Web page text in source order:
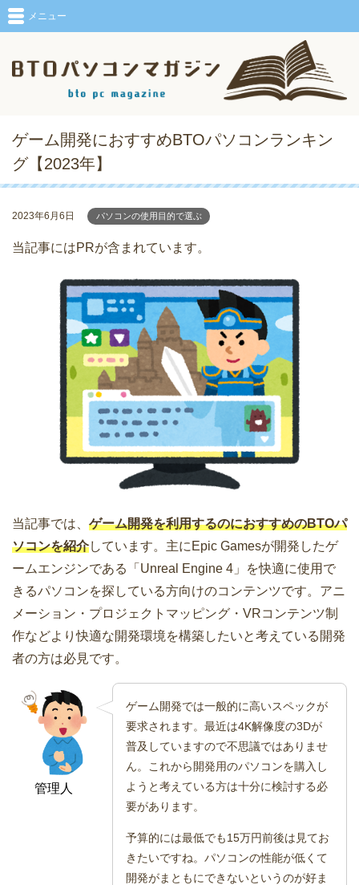
メニュー
ゲーム開発におすすめBTOパソコンランキン
グ【2023年】
2023年6月6日 パソコンの使用目的で選ぶ
当記事にはPRが含まれています。
当記事では、 ゲーム開発を利用するのにおすすめのBTOパ
ソコンを紹介しています。主にEpic Gamesが開発したゲ
ームエンジンである「Unreal Engine 4」を快適に使用で
きるパソコンを探している方向けのコンテンツです。アニ
メーション・プロジェクトマッピング・VRコンテンツ制
作などより快適な開発環境を構築したいと考えている開発
者の方は必見です。
管理人
ゲーム開発では一般的に高いスペックが
要求されます。最近は4K解像度の3Dが
普及していますので不思議ではありませ
ん。これから開発用のパソコンを購入し
ようと考えている方は十分に検討する必
要があります。
予算的には最低でも15万円前後は見てお
きたいですね。パソコンの性能が低くて
開発がまともにできないというのが好ま